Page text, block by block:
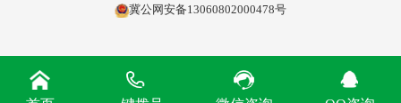
冀公网安备13060802000478号